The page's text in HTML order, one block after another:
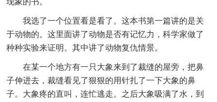
我选了一个位置看是看了。这本书第一篇讲的是关
于动物的。这里面讲了动物是否有记忆力，科学家做了
种种实验来证明。其中讲了动物复仇情景。
在某一个地方有一只大象来到了裁缝的屋旁，把鼻
子伸进去，裁缝看见了狠狠的用针扎了一下大象的鼻
子。大象疼的直叫，连忙逃走。之后大象吸满了水，到